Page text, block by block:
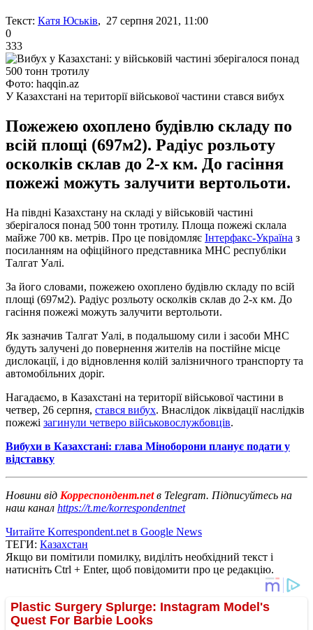
Текст: Катя Юськів, 27 серпня 2021, 11:00
0
333
Фото: haqqin.az
У Казахстані на території військової частини стався вибух
Пожежею охоплено будівлю складу по
всій площі (697м2). Радіус розльоту
осколків склав до 2-х км. До гасіння
пожежі можуть залучити вертольоти.
На півдні Казахстану на складі у військовій частині
зберігалося понад 500 тонн тротилу. Площа пожежі склала
майже 700 кв. метрів. Про це повідомляє Інтерфакс-Україна з
посиланням на офіційного представника МНС республіки
Талгат Уалі.
За його словами, пожежею охоплено будівлю складу по всій
площі (697м2). Радіус розльоту осколків склав до 2-х км. До
гасіння пожежі можуть залучити вертольоти.
Як зазначив Талгат Уалі, в подальшому сили і засоби МНС
будуть залучені до повернення жителів на постійне місце
дислокації, і до відновлення колій залізничного транспорту та
автомобільних доріг.
Нагадаємо, в Казахстані на території військової частини в
четвер, 26 серпня, стався вибух. Внаслідок ліквідації наслідків
пожежі загинули четверо військовослужбовців.
Вибухи в Казахстані: глава Міноборони планує подати у
відставку
Новини від Корреспондент.netв Telegram. Підписуйтесь на
наш канал https://t.me/korrespondentnet
Читайте Korrespondent.net в Google News
ТЕГИ: Казахстан
Якщо ви помітили помилку, виділіть необхідний текст і
натисніть Ctrl + Enter, щоб повідомити про це редакцію.